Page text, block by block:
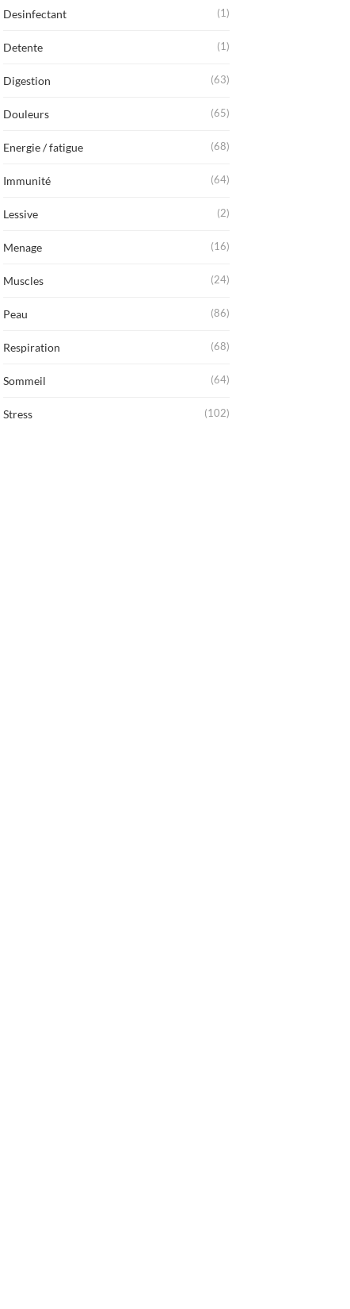
Desinfectant (1)
Detente (1)
Digestion (63)
Douleurs (65)
Energie / fatigue (68)
Immunité (64)
Lessive (2)
Menage (16)
Muscles (24)
Peau (86)
Respiration (68)
Sommeil (64)
Stress (102)